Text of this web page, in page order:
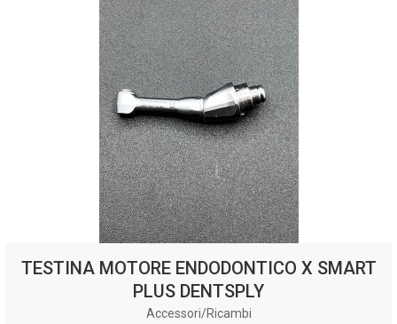
TESTINA MOTORE ENDODONTICO X SMART
PLUS DENTSPLY
Accessori/Ricambi